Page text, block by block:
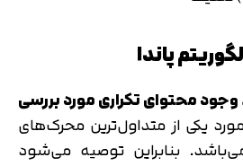
پاندا
محتوای تکراری مورد بررسی
یکی از متداول‌ترین محرک‌های
می‌باشد. بنابراین توصیه می‌شود